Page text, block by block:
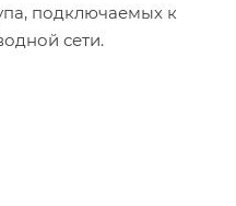
подключаемых к
сети.